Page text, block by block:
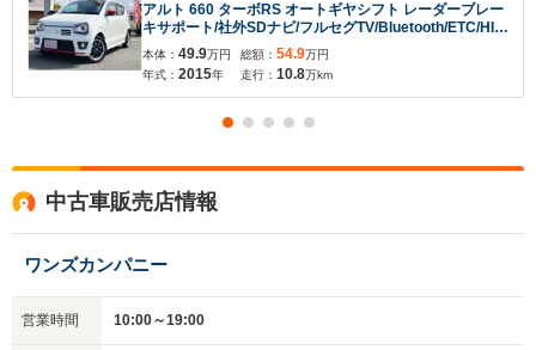
アルト 660 ターボRS オートギヤシフト レーダーブレー
キサポート/社外SDナビ/フルセグTV/Bluetooth/ETC/HID
ヘッドライト/フォグランプ/純正15インチAW/シートヒー
ター
本体： 49.9万円
年式： 2015年
総額： 54.9万円
走行： 10.8万km
中古車販売店情報
ワンズカンパニー
営業時間 10:00～19:00
入力途中の情報を保存しますか？
※次回問い合わせをする際に自動入力されます